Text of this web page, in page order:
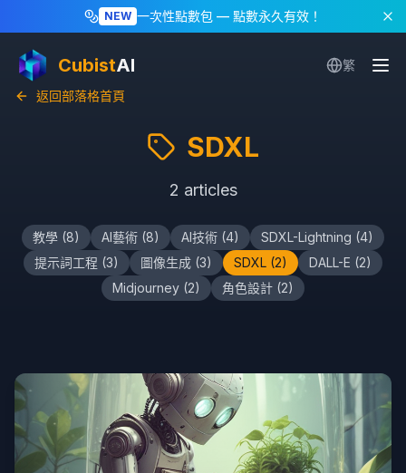
NEW 一次性點數包 — 點數永久有效！
CubistAI
繁
返回部落格首頁
SDXL
2 articles
教學 (8) AI藝術 (8) AI技術 (4) SDXL-Lightning (4)
提示詞工程 (3) 圖像生成 (3) SDXL (2) DALL-E (2)
Midjourney (2) 角色設計 (2)